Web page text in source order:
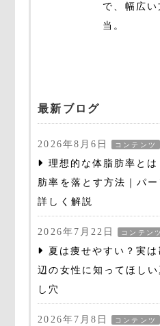
で、幅広い
当。
最新ブログ
2026年8月6日 コンテンツ
理想的な体脂肪率と
肪率を落とす方法｜パ
詳しく解説
2026年7月22日 コンテンツ
夏は痩せやすい？実
辺の女性に知ってほし
し穴
2026年7月8日 コンテンツ